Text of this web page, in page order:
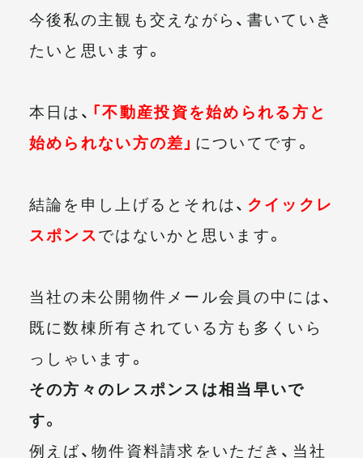
今後私の主観も交えながら、書いていき
たいと思います。
本日は、 「不動産投資を始められる方と
始められない方の差」 についてです。
結論を申し上げるとそれは、 クイックレ
スポンスではないかと思います。
当社の未公開物件メール会員の中には、
既に数棟所有されている方も多くいら
っしゃいます。
その方々のレスポンスは相当早いで
す。
例えば、物件資料請求をいただき、当社